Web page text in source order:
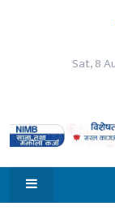
गृहपृष्ठ
समाचार
विजनेश
Sat, 8